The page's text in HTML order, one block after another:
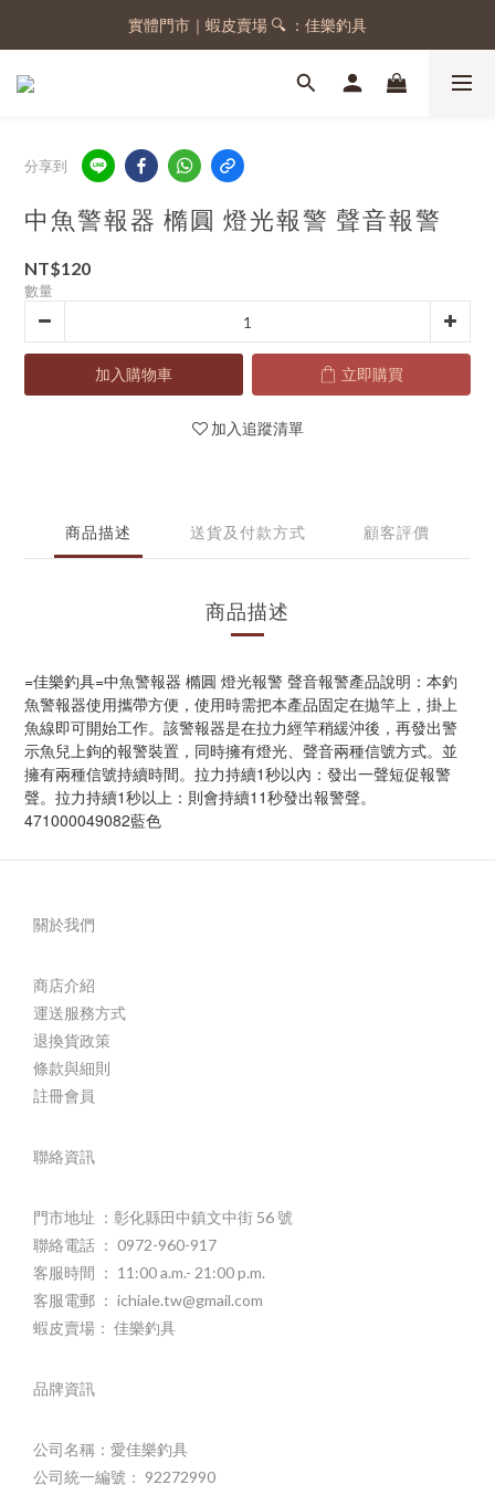
註冊會員，送 50 元購物金
實體門市｜蝦皮賣場 🔍 ：佳樂釣具
註冊會員，送 50 元購物金
分享到
中魚警報器 橢圓 燈光報警 聲音報警
NT$120
數量
加入購物車 立即購買
加入追蹤清單
商品描述 送貨及付款方式 顧客評價
商品描述
=佳樂釣具=中魚警報器 橢圓 燈光報警 聲音報警產品說明：本釣
魚警報器使用攜帶方便，使用時需把本產品固定在拋竿上，掛上
魚線即可開始工作。該警報器是在拉力經竿稍緩沖後，再發出警
示魚兒上鉤的報警裝置，同時擁有燈光、聲音兩種信號方式。並
擁有兩種信號持續時間。拉力持續1秒以內：發出一聲短促報警
聲。拉力持續1秒以上：則會持續11秒發出報警聲。
471000049082藍色
關於我們
商店介紹
運送服務方式
退換貨政策
條款與細則
註冊會員
聯絡資訊
門市地址 ：彰化縣田中鎮文中街 56 號
聯絡電話 ： 0972-960-917
客服時間 ： 11:00 a.m.- 21:00 p.m.
客服電郵 ： ichiale.tw@gmail.com
蝦皮賣場： 佳樂釣具
品牌資訊
公司名稱：愛佳樂釣具
公司統一編號： 92272990